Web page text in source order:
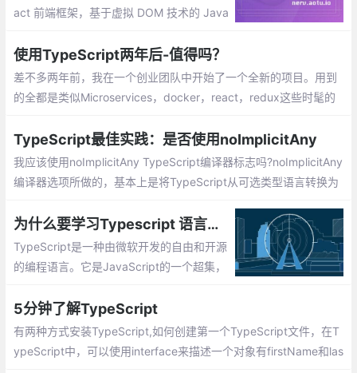
act 前端框架，基于虚拟 DOM 技术的 Java
准，提供了与 React 16 一致的使用方式与
API。
使用TypeScript两年后-值得吗？
差不多两年前，我在一个创业团队中开始了一个全新的项目。用到
的全都是类似Microservices，docker，react，redux这些时髦的
TypeScript最佳实践：是否使用noImplicitAny
我应该使用noImplicitAny TypeScript编译器标志吗?noImplicitAny
编译器选项所做的，基本上是将TypeScript从可选类型语言转换为
了一些，因为简单的：
为什么要学习Typescript 语言呢?Typescript 开发环境安装
TypeScript是一种由微软开发的自由和开源
的编程语言。它是JavaScript的一个超集，
以编译成纯JavaScript。TypeScript可以在
任何浏览器、任何计算机和任何操作系统上
运行，并且是开源的。
5分钟了解TypeScript
有两种方式安装TypeScript,如何创建第一个TypeScript文件，在T
ypeScript中，可以使用interface来描述一个对象有firstName和las